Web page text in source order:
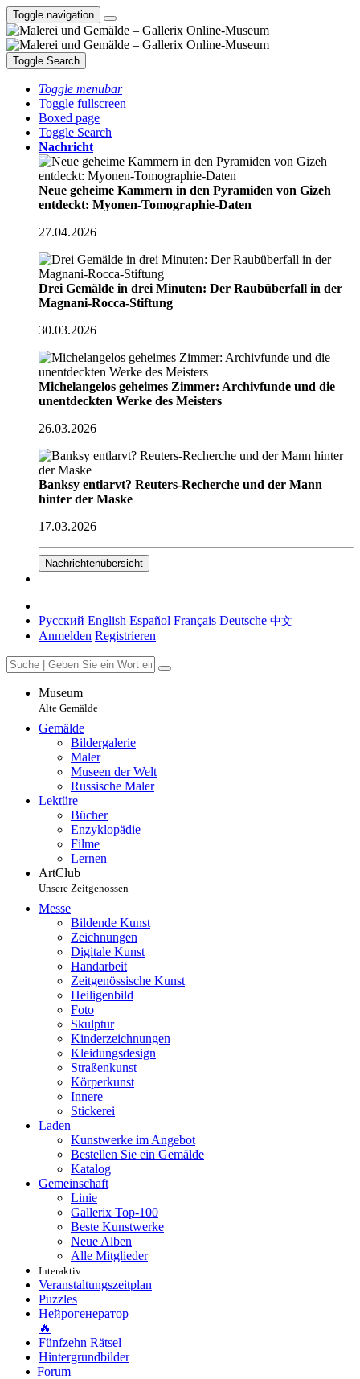
Toggle navigation
Toggle Search
Toggle menubar
Toggle fullscreen
Boxed page
Toggle Search
Nachricht
Neue geheime Kammern in den Pyramiden von Gizeh
entdeckt: Myonen-Tomographie-Daten
27.04.2026
Drei Gemälde in drei Minuten: Der Raubüberfall in der
Magnani-Rocca-Stiftung
30.03.2026
Michelangelos geheimes Zimmer: Archivfunde und die
unentdeckten Werke des Meisters
26.03.2026
Banksy entlarvt? Reuters-Recherche und der Mann
hinter der Maske
17.03.2026
Nachrichtenübersicht
Русский English Español Français Deutsche 中文
Anmelden Registrieren
Museum
Alte Gemälde
Gemälde
Bildergalerie
Maler
Museen der Welt
Russische Maler
Lektüre
Bücher
Enzyklopädie
Filme
Lernen
ArtClub
Unsere Zeitgenossen
Messe
Bildende Kunst
Zeichnungen
Digitale Kunst
Handarbeit
Zeitgenössische Kunst
Heiligenbild
Foto
Skulptur
Kinderzeichnungen
Kleidungsdesign
Straßenkunst
Körperkunst
Innere
Stickerei
Laden
Kunstwerke im Angebot
Bestellen Sie ein Gemälde
Katalog
Gemeinschaft
Linie
Gallerix Top-100
Beste Kunstwerke
Neue Alben
Alle Mitglieder
Interaktiv
Veranstaltungszeitplan
Puzzles
Нейрогенератор
🔥
Fünfzehn Rätsel
Hintergrundbilder
Forum